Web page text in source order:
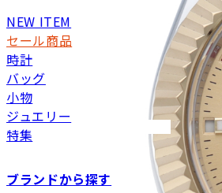
NEW ITEM
セール商品
時計
バッグ
小物
ジュエリー
特集
ブランドから探す